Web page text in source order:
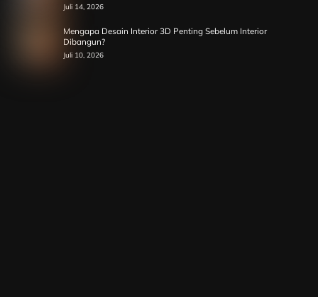
Juli 14, 2026
Mengapa Desain Interior 3D Penting Sebelum Interior
Dibangun?
Juli 10, 2026